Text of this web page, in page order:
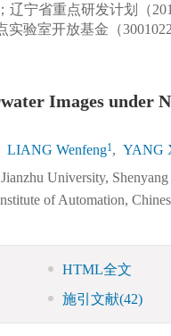
辽宁省重点研发计划（
验室开放基金（
Images under
LIANG Wenfeng1, YANG
University,
of Automation,
HTML全文
施引文献(42)